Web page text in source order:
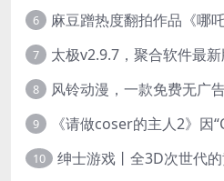
6
7 太极v2.9.7，聚合软件最
8 风铃动漫，一款免费无广
9
10